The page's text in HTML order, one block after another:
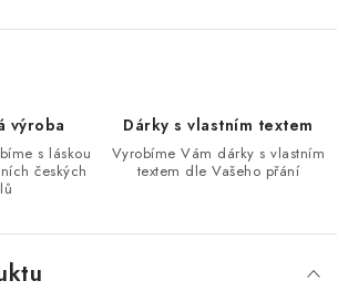
výroba
s láskou
českých
Dárky s vlastním textem
Vyrobíme Vám dárky s vlastním
textem dle Vašeho přání